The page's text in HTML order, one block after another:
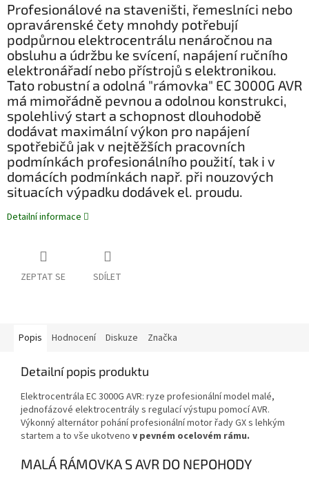
Profesionálové na staveništi, řemeslníci nebo
opravárenské čety mnohdy potřebují
podpůrnou elektrocentrálu nenáročnou na
obsluhu a údržbu ke svícení, napájení ručního
elektronářadí nebo přístrojů s elektronikou.
Tato robustní a odolná "rámovka" EC 3000G AVR
má mimořádně pevnou a odolnou konstrukci,
spolehlivý start a schopnost dlouhodobě
dodávat maximální výkon pro napájení
spotřebičů jak v nejtěžších pracovních
podmínkách profesionálního použití, tak i v
domácích podmínkách např. při nouzových
situacích výpadku dodávek el. proudu.
Detailní informace
ZEPTAT SE SDÍLET
Popis Hodnocení Diskuze Značka
Detailní popis produktu
Elektrocentrála EC 3000G AVR: ryze profesionální model malé,
jednofázové elektrocentrály s regulací výstupu pomocí AVR.
Výkonný alternátor pohání profesionální motor řady GX s lehkým
startem a to vše ukotveno v pevném ocelovém rámu.
MALÁ RÁMOVKA S AVR DO NEPOHODY